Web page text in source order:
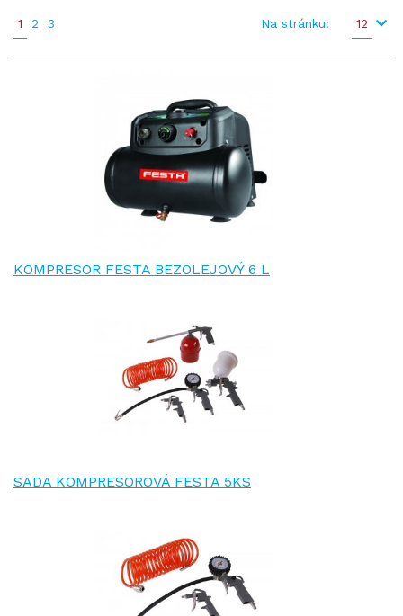
1 2 3 Na stránku: 12
KOMPRESOR FESTA BEZOLEJOVÝ 6 L
SADA KOMPRESOROVÁ FESTA 5KS